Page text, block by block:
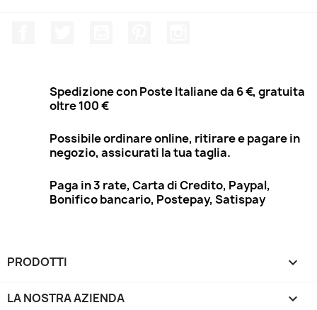
Spedizione con Poste Italiane da 6 €, gratuita
oltre 100 €
Possibile ordinare online, ritirare e pagare in
negozio, assicurati la tua taglia.
Paga in 3 rate, Carta di Credito, Paypal,
Bonifico bancario, Postepay, Satispay
PRODOTTI 
LA NOSTRA AZIENDA 